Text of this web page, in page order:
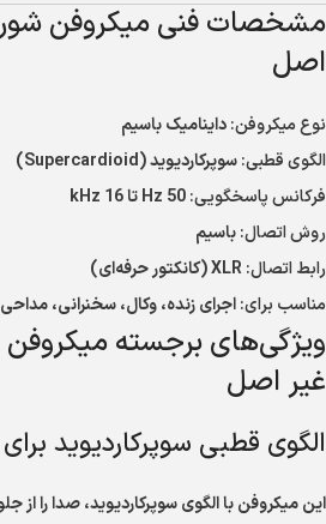
اصل
نوع میکروفن:داینامیک باسیم
الگوی قطبی:سوپرکاردیوید (Supercardioid)
فرکانس پاسخگویی:
روش اتصال:باسیم
رابط اتصال:
مناسب برای:اجرای زنده، وکال، سخنرانی، مداحی
غیر اصل
الگوی قطبی سوپرکاردیوید
این میکروفن با الگوی سوپرکاردیوید، صدا را از